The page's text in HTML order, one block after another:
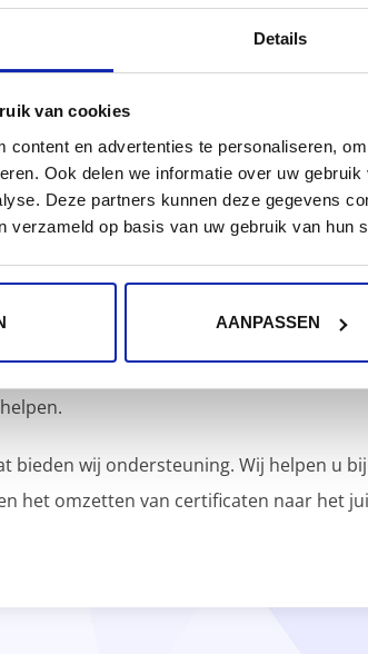
Details
van cookies
content en advertenties te personaliseren,
Ook delen we informatie over uw
Deze partners kunnen deze gegevens
verzameld op basis van uw gebruik van hun
AANPASSEN
bij Kinamo uw
VOORDELIGE PRIJZEN
begeleiding bij het kiezen van het
welk SSL-certificaat het best bij uw
bieden wij ondersteuning. Wij helpen u
het omzetten van certificaten naar het